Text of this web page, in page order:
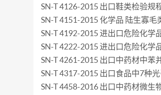
SN-T 4126-2015 出口鞋类检验规
SN-T 4151-2015 化学品 陆生寡
SN-T 4192-2015 进出口危险化学
SN-T 4222-2015 进出口危险化学
SN-T 4261-2015 出口中药材中苯
SN-T 4317-2015 出口食品中7种
SN-T 4458-2016 出口中药材微生